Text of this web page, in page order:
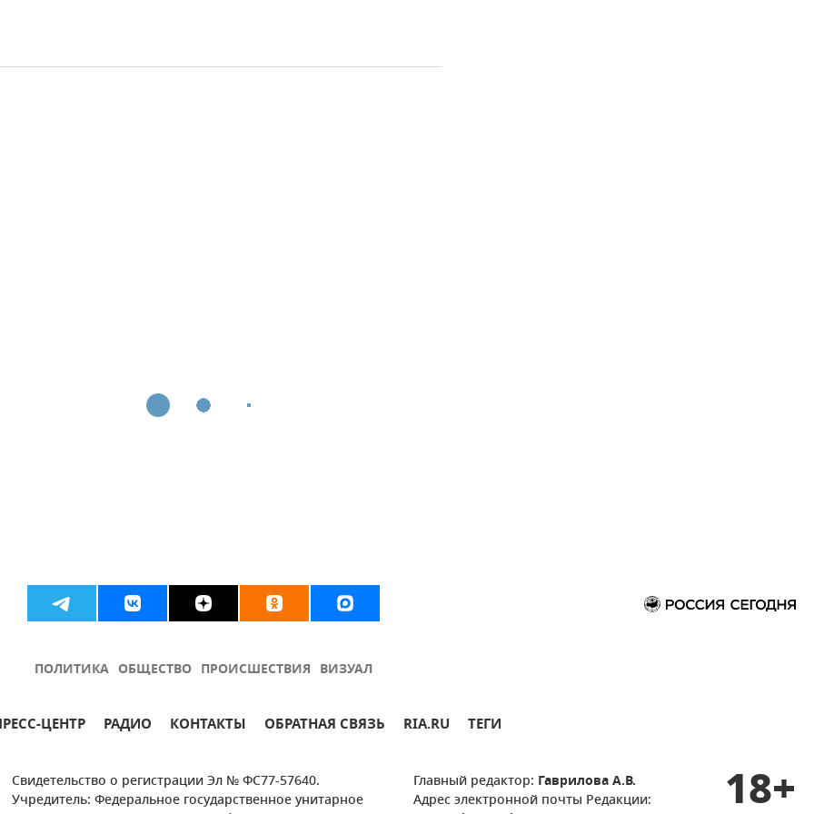
ПОЛИТИКА ОБЩЕСТВО ПРОИСШЕСТВИЯ ВИЗУАЛ
ЦЕНТР РАДИО КОНТАКТЫ ОБРАТНАЯ СВЯЗЬ RIA.RU ТЕГИ
Свидетельство о регистрации Эл № ФС77-57640.
Учредитель: Федеральное государственное унитарное
Главный редактор: Гаврилова А.В.
Адрес электронной почты Редакции:
18+